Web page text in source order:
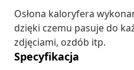
Osłona kaloryfera
dzięki czemu pasuje do
zdjęciami, ozdób itp.
Specyfikacja